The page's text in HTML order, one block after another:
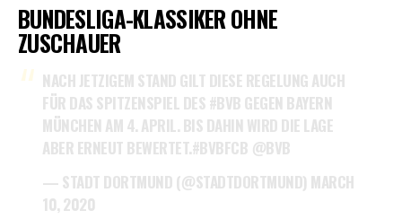
BUNDESLIGA-KLASSIKER OHNE
ZUSCHAUER
NACH JETZIGEM STAND GILT DIESE REGELUNG AUCH
FÜR DAS SPITZENSPIEL DES #BVB GEGEN BAYERN
MÜNCHEN AM 4. APRIL. BIS DAHIN WIRD DIE LAGE
ABER ERNEUT BEWERTET.#BVBFCB @BVB
— STADT DORTMUND (@STADTDORTMUND) MARCH
10, 2020